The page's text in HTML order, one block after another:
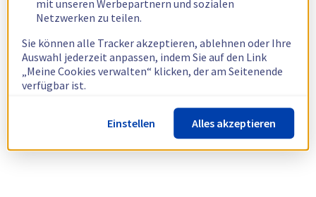
mit unseren Werbepartnern und sozialen
Netzwerken zu teilen.
Sie können alle Tracker akzeptieren, ablehnen oder Ihre
Auswahl jederzeit anpassen, indem Sie auf den Link
„Meine Cookies verwalten“ klicken, der am Seitenende
verfügbar ist.
Weitere Informationen finden Sie in unsererRichtlinie
zur Verwendung von Cookies.
Einstellen Alles akzeptieren